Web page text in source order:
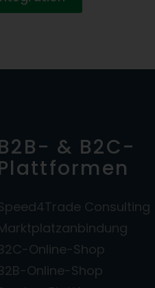
& B2C-
Consulting
Online-Shop
Online-Shop